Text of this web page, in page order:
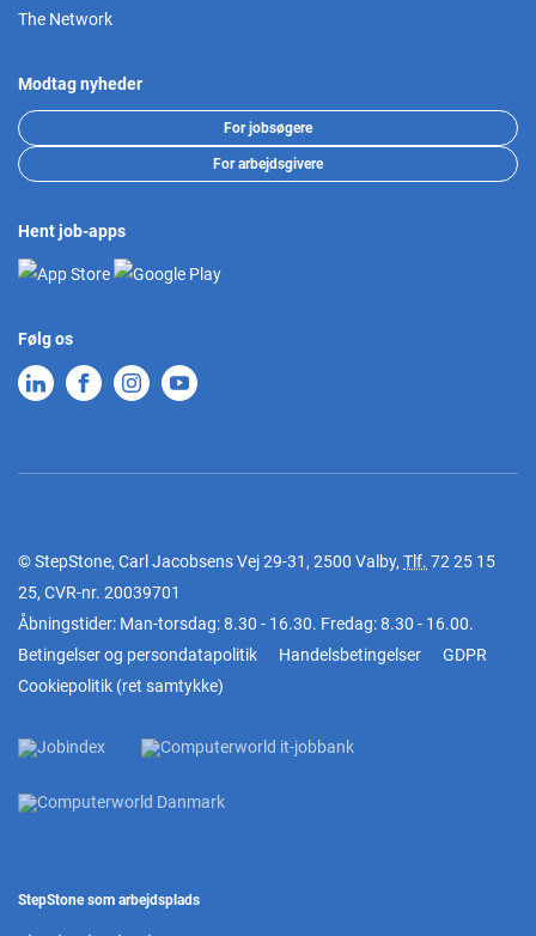
The Network
Modtag nyheder
For jobsøgere
For arbejdsgivere
Hent job-apps
Følg os
© StepStone, Carl Jacobsens Vej 29-31, 2500 Valby, Tlf. 72 25 15
25, CVR-nr. 20039701
Åbningstider: Man-torsdag: 8.30 - 16.30. Fredag: 8.30 - 16.00.
Betingelser og persondatapolitik
Handelsbetingelser
GDPR
Cookiepolitik (ret samtykke)
StepStone som arbejdsplads